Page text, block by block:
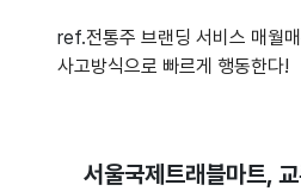
ref.전통주 브랜딩 서비스 매월
사고방식으로 빠르게 행동한다!
서울국제트래블마트,